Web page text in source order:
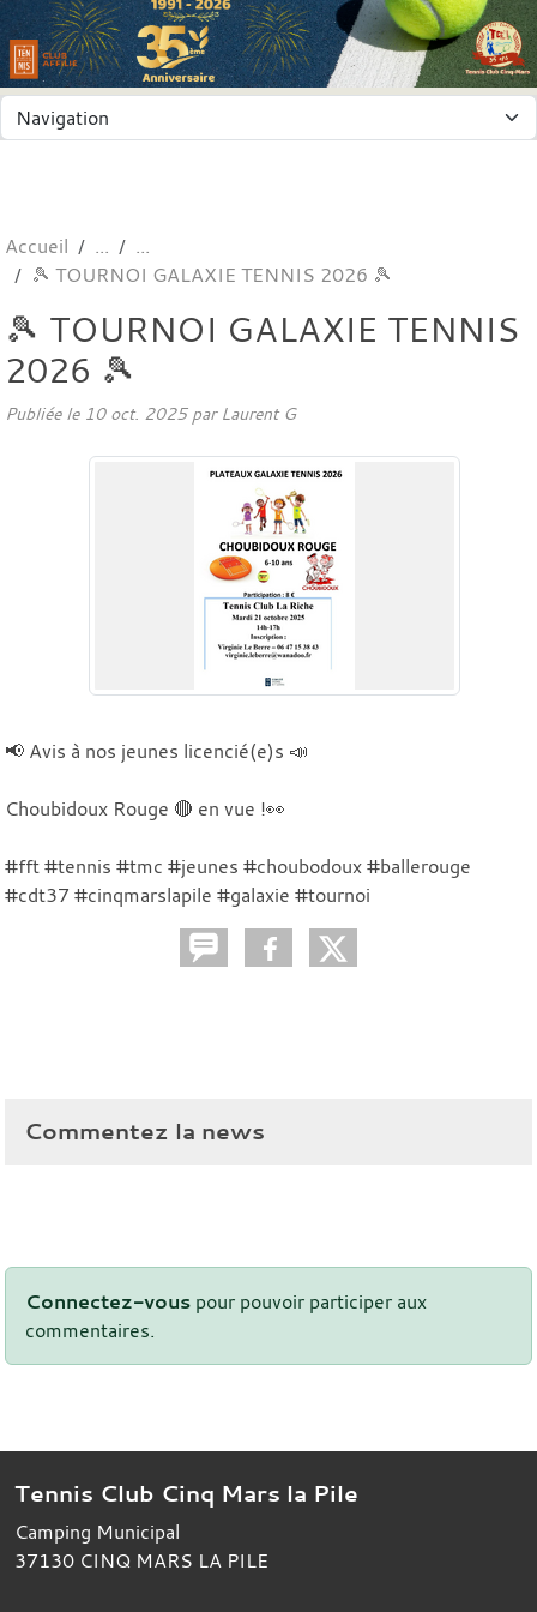
Accueil
🎾 TOURNOI GALAXIE TENNIS 2026 🎾
🎾 TOURNOI GALAXIE TENNIS
2026 🎾
Publiée le 10 oct. 2025par Laurent G
📢 Avis à nos jeunes licencié(e)s 📣
Choubidoux Rouge 🔴 en vue !👀
#fft #tennis #tmc #jeunes #choubodoux #ballerouge
#cdt37 #cinqmarslapile #galaxie #tournoi
Commentez la news
Connectez-vous pour pouvoir participer aux
commentaires.
Tennis Club Cinq Mars la Pile
Camping Municipal
37130 CINQ MARS LA PILE
Panneau de gestion des cookies